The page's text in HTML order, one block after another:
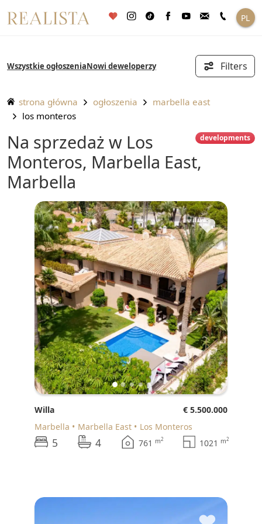
do
PL
Wszystkie ogłoszenia Nowi deweloperzy Filters
strona główna ogłoszenia
marbella east
los monteros
developments
na sprzedaż w Los
Monteros, Marbella East,
Marbella
♥
Willa
€ 5.500.000
Marbella
Marbella East Los Monteros
5 4 761 m2 1021 m2